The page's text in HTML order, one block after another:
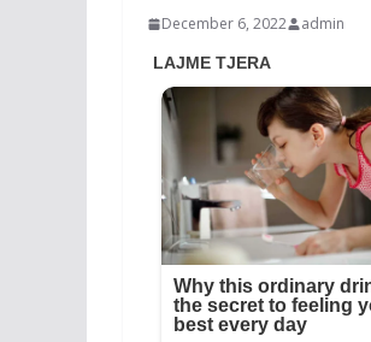
December 6, 2022 admin